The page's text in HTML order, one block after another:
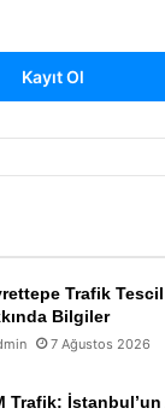
Kayıt Ol
Trafik
Bilgiler
7 Ağustos 2026
Trafik: İstanbul’un